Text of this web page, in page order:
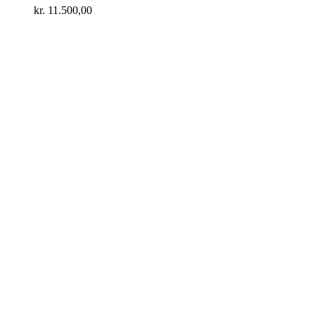
kr. 11.500,00